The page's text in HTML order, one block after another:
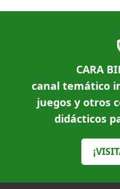
CARA
canal temático
juegos y otros
didácticos